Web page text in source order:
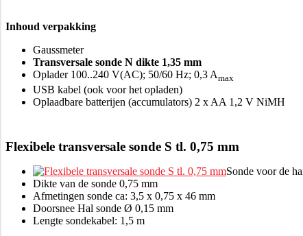
Inhoud verpakking
Gaussmeter
Transversale sonde N dikte 1,35 mm
Oplader 100..240 V(AC); 50/60 Hz; 0,3 Amax
USB kabel (ook voor het opladen)
Oplaadbare batterijen (accumulators) 2 x AA 1,2 V NiMH
Flexibele transversale sonde S tl. 0,75 mm
Sonde voor de
Dikte van de sonde 0,75 mm
Afmetingen sonde ca: 3,5 x 0,75 x 46 mm
Doorsnee Hal sonde Ø 0,15 mm
Lengte sondekabel: 1,5 m